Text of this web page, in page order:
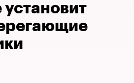
установит